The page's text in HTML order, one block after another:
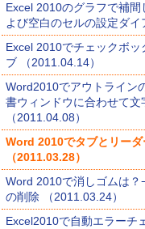
Excel 2010のグラフで補
よび空白のセルの設定ダイ
Excel 2010でチェックボ
ブ （2011.04.14）
Word2010でアウトライン
書ウィンドウに合わせて文
（2011.04.08）
Word 2010でタブとリーダ
（2011.03.28）
Word 2010で消しゴムは
の削除 （2011.03.24）
Excel2010で自動エラーチ